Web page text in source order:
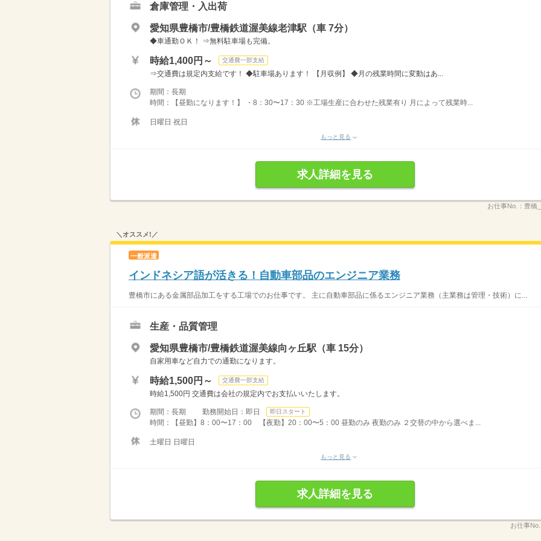
倉庫管理・入出荷
愛知県豊橋市/豊橋鉄道渥美線老津駅（車 7分）
◆車通勤ＯＫ！ ⇒無料駐車場も完備。
時給1,400円～ 交通費一部支給
⇒交通費は規定内支給です！ ◆駐車場あります！ 【月収例】 ◆月の残業時間に変動はあ...
期間：長期
時間：【昼勤になります！】 ・8：30〜17：30 ※工場生産に合わせた残業有り 月によって残業時...
日曜日 祝日
もっと見る
求人詳細を見る
お仕事No.： 豊橋
＼オススメ!／
一般派遣
インドネシア語が活きる！自動車部品のエンジニア業務
豊橋市にある金属部品加工をする工場でのお仕事です。 主に自動車部品に係るエンジニア業務（主業務は管理・技術）に...
生産・品質管理
愛知県豊橋市/豊橋鉄道渥美線向ヶ丘駅（車 15分）
自家用車など自力での通勤になります。
時給1,500円～ 交通費一部支給
時給1,500円 交通費は会社の規定内でお支払いいたします。
期間：長期 勤務開始日：即日 即日スタート
時間：【昼勤】8：00〜17：00 【夜勤】20：00〜5：00 昼勤のみ 夜勤のみ ２交替の中から選べま...
土曜日 日曜日
もっと見る
求人詳細を見る
お仕事No.